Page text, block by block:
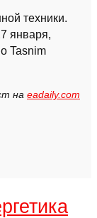
техники.
января,
Tasnim
на eadaily.com